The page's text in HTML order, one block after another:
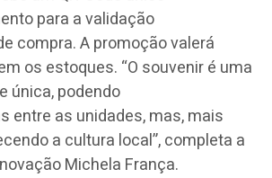
para a validação
compra. A promoção valerá
os estoques. “O souvenir é uma
única, podendo
entre as unidades, mas, mais
a cultura local”, completa a
Michela França.